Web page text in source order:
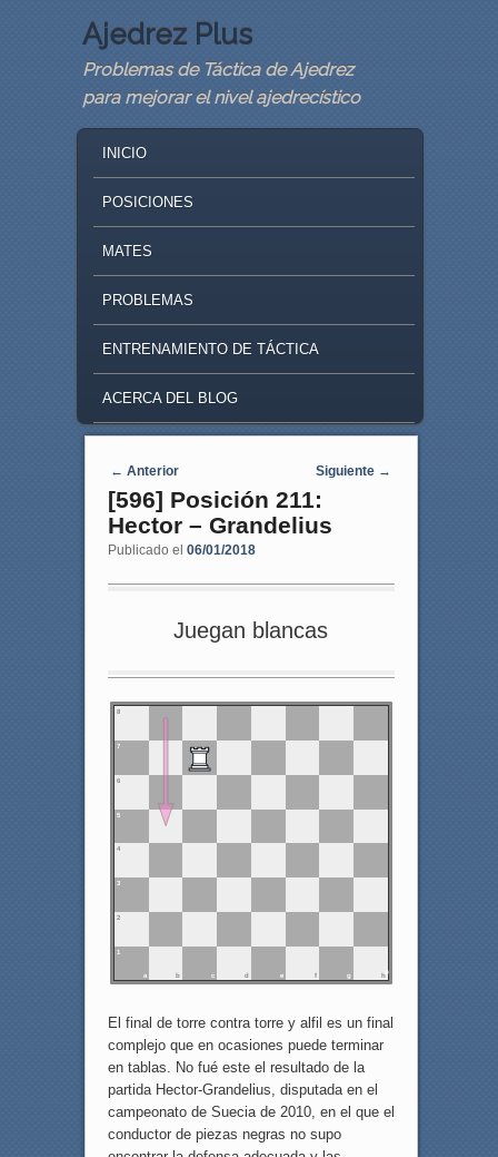
Ajedrez Plus
Problemas de Táctica de Ajedrez
para mejorar el nivel ajedrecístico
SKIP TO PRIMARY CONTENT
SKIP TO SECONDARY CONTENT
INICIO
POSICIONES
MATES
PROBLEMAS
ENTRENAMIENTO DE TÁCTICA
ACERCA DEL BLOG
Navegaci�n de entradas
← Anterior Siguiente →
[596] Posición 211:
Hector – Grandelius
Publicado el 06/01/2018
Juegan blancas
8
7
6
5
4
3
2
1
a b c d e f g h
El final de torre contra torre y alfil es un final
complejo que en ocasiones puede terminar
en tablas. No fué este el resultado de la
partida Hector-Grandelius, disputada en el
campeonato de Suecia de 2010, en el que el
conductor de piezas negras no supo